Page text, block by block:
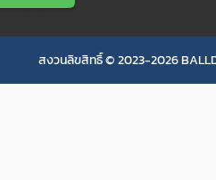
สงวนลิขสิทธิ์ © 2023-2026